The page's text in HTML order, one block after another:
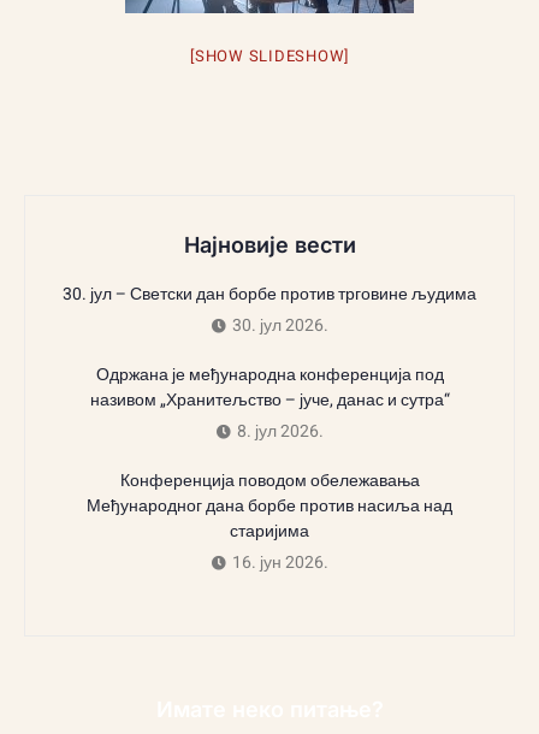
[SHOW SLIDESHOW]
Најновије вести
30. јул – Светски дан борбе против трговине људима
30. јул 2026.
Одржана је међународна конференција под
називом „Хранитељство – јуче, данас и сутра“
8. јул 2026.
Конференција поводом обележавања
Међународног дана борбе против насиља над
старијима
16. јун 2026.